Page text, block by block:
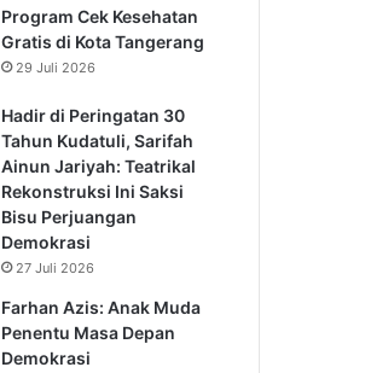
Program Cek Kesehatan
Gratis di Kota Tangerang
29 Juli 2026
Hadir di Peringatan 30
Tahun Kudatuli, Sarifah
Ainun Jariyah: Teatrikal
Rekonstruksi Ini Saksi
Bisu Perjuangan
Demokrasi
27 Juli 2026
Farhan Azis: Anak Muda
Penentu Masa Depan
Demokrasi